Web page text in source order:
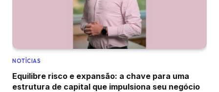
NOTÍCIAS
Equilibre risco e expansão: a chave para uma
estrutura de capital que impulsiona seu negócio